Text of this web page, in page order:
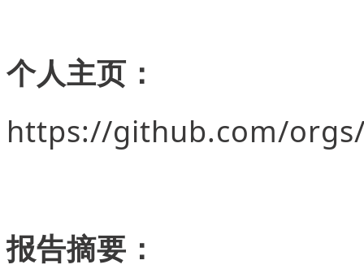
个人主页：
https://github.com/
报告摘要：